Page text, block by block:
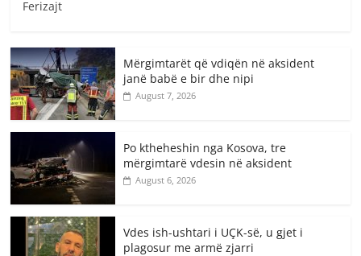
Ferizajt
Mërgimtarët që vdiqën në aksident
janë babë e bir dhe nipi
August 7, 2026
Po ktheheshin nga Kosova, tre
mërgimtarë vdesin në aksident
August 6, 2026
Vdes ish-ushtari i UÇK-së, u gjet i
plagosur me armë zjarri